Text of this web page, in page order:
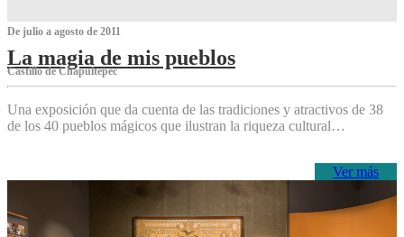
De julio a agosto de 2011
La magia de mis pueblos
Castillo de Chapultepec
Una exposición que da cuenta de las tradiciones y atractivos de 38
de los 40 pueblos mágicos que ilustran la riqueza cultural…
Ver más